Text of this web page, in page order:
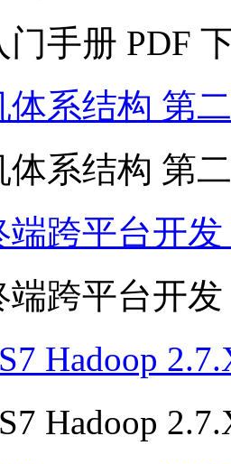
门手册 PDF
体系结构 第
体系结构 第
端跨平台开发
端跨平台开发
Hadoop
Hadoop